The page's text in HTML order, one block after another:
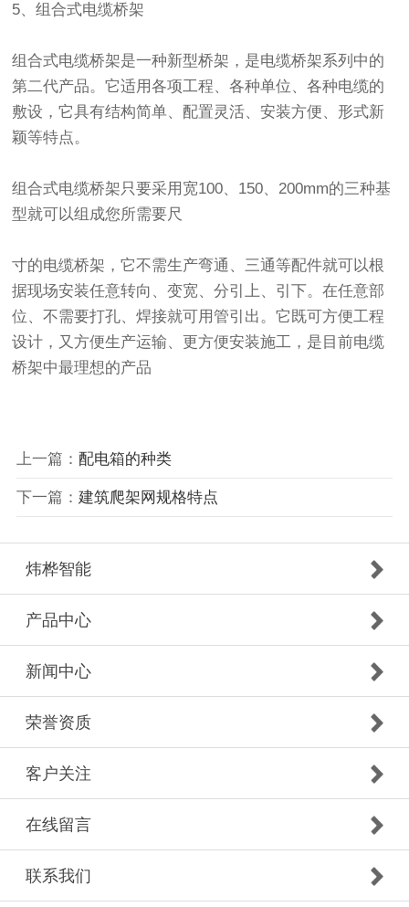
5、组合式电缆桥架
组合式电缆桥架是一种新型桥架，是电缆桥架系列中的
第二代产品。它适用各项工程、各种单位、各种电缆的
敷设，它具有结构简单、配置灵活、安装方便、形式新
颖等特点。
组合式电缆桥架只要采用宽100、150、200mm的三种基
型就可以组成您所需要尺
寸的电缆桥架，它不需生产弯通、三通等配件就可以根
据现场安装任意转向、变宽、分引上、引下。在任意部
位、不需要打孔、焊接就可用管引出。它既可方便工程
设计，又方便生产运输、更方便安装施工，是目前电缆
桥架中最理想的产品
上一篇： 配电箱的种类
下一篇： 建筑爬架网规格特点
炜桦智能
产品中心
新闻中心
荣誉资质
客户关注
在线留言
联系我们